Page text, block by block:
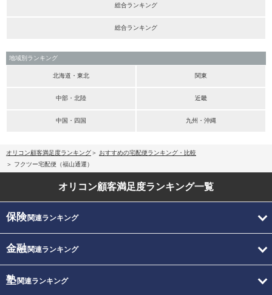
総合ランキング
総合ランキング
地域別ランキング
北海道・東北 関東
中部・北陸 近畿
中国・四国 九州・沖縄
オリコン顧客満足度ランキング
おすすめの宅配便ランキング・比較
フクツー宅配便（福山通運）
オリコン顧客満足度ランキング一覧
保険関連ランキング
金融関連ランキング
塾関連ランキング